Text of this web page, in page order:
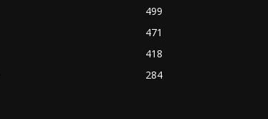
499
471
418
284